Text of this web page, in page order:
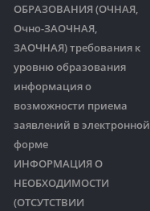
ОБРАЗОВАНИЯ (ОЧНАЯ,
Очно-ЗАОЧНАЯ,
ЗАОЧНАЯ) требования к
уровню образования
информация о
возможности приема
заявлений в электронной
форме
ИНФОРМАЦИЯ О
НЕОБХОДИМОСТИ
(ОТСУТСТВИИ